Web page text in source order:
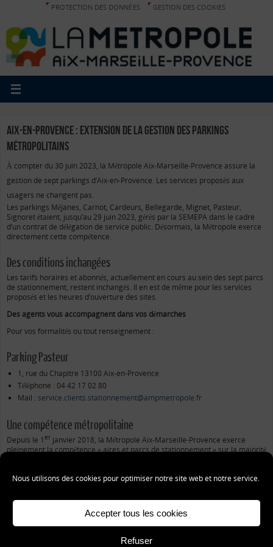
Nous utilisons des cookies pour optimiser notre site web et notre service.
Accepter tous les cookies
Refuser
PROTECTION DES DONNÉES GESTION DES COOKIES
Aix-en-Provence : extension de la gestion des parkings
métropolitains
À compter du 30 juin 2023, la Métropole Aix-Marseille-Provence assure la
gestion de sept parkings d’Aix-en-Provence. Les services proposés aux
usagers ne changent pas.
Les parkings Méjanes, Carnot, Cardeurs, Bellegarde, Mignet, Pasteur,
Signoret étaient, jusqu’au 29 juin 2023, gérés par la SEMEPA dans le cadre
d’un contrat de délégation de service public. Désormais, la Métropole exerce
directement cette compétence.
Des conditions inchangées
Les tarifs horaires et abonnés, actuellement en cours au sein des sept parcs
de stationnement, restent inchangés. Il en est de même pour les services
proposés et les heures d’ouverture des sites.
Des agents vous accompagnent dans vos démarches
Pour vos formalités ou tout renseignement :
Parking Pasteur
1, rue du Chapitre 13100 Aix-en-Provence
Téléphone : 04 42 17 02 80
Mail : service.clients.stationnement@ampmetropole.fr
Une compétence métropolitaine
Depuis le 1 er janvier 2018, la Métropole Aix-Marseille-Provence exerce
pleinement la compétence « aires et parcs de stationnement » sur la majorité
Mentions légales